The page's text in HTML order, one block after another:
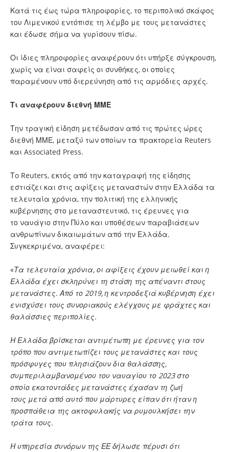
Κατά τις έως τώρα πληροφορίες, το περιπολικό σκάφος
του Λιμενικού εντόπισε τη λέμβο με τους μετανάστες
και έδωσε σήμα να γυρίσουν πίσω.
Οι ίδιες πληροφορίες αναφέρουν ότι υπήρξε σύγκρουση,
χωρίς να είναι σαφείς οι συνθήκες, οι οποίες
παραμένουν υπό διερεύνηση από τις αρμόδιες αρχές.
Τι αναφέρουν διεθνή ΜΜΕ
Την τραγική είδηση μετέδωσαν από τις πρώτες ώρες
διεθνή ΜΜΕ, μεταξύ των οποίων τα πρακτορεία Reuters
και Associated Press.
Τo Reuters, εκτός από την καταγραφή της είδησης
εστιάζει και στις αφίξεις μεταναστών στην Ελλάδα τα
τελευταία χρόνια, την πολιτική της ελληνικής
κυβέρνησης στο μεταναστευτικό, τις έρευνες για
το ναυάγιο στην Πύλο και υποθέσεων παραβιάσεων
ανθρωπίνων δικαιωμάτων από την Ελλάδα.
Συγκεκριμένα, αναφέρει:
«Τα τελευταία χρόνια, οι αφίξεις έχουν μειωθεί και η
Ελλάδα έχει σκληρύνει τη στάση της απέναντι στους
μετανάστες. Από το 2019, η κεντροδεξιά κυβέρνηση έχει
ενισχύσει τους συνοριακούς ελέγχους με φράχτες και
θαλάσσιες περιπολίες.
Η Ελλάδα βρίσκεται αντιμέτωπη με έρευνες για τον
τρόπο που αντιμετωπίζει τους μετανάστες και τους
πρόσφυγες που πλησιάζουν δια θαλάσσης,
συμπεριλαμβανομένου του ναυαγίου το 2023 στο
οποίο εκατοντάδες μετανάστες έχασαν τη ζωή
τους μετά από αυτό που μάρτυρες είπαν ότι ήταν η
προσπάθεια της ακτοφυλακής να ρυμουλκήσει την
τράτα τους.
Η υπηρεσία συνόρων της ΕΕ δήλωσε πέρυσι ότι